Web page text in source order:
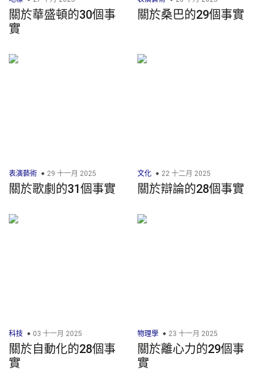
關於華盛頓的30個事
實
關於桑巴的29個事實
表演藝術 29 十一月 2025
關於歌劇的31個事實
文化 22 十二月 2025
關於辯論的28個事實
科技 03 十一月 2025
關於自動化的28個事
實
物理學 23 十一月 2025
關於離心力的29個事
實